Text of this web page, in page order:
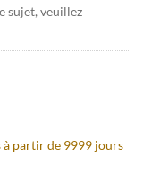
sujet, veuillez
partir de 9999 jours